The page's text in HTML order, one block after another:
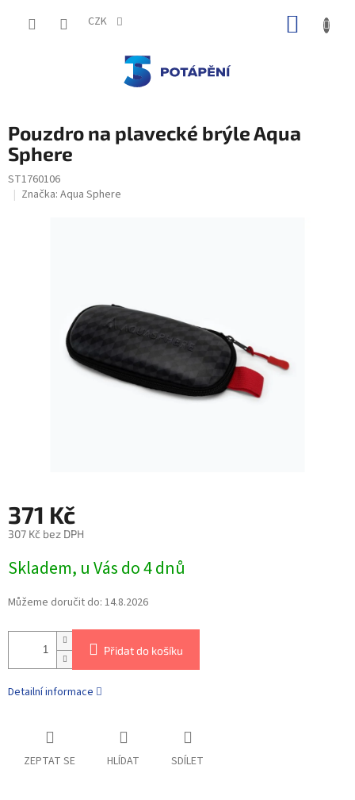
CZK
Pouzdro na plavecké brýle Aqua
Sphere
ST1760106
Značka: Aqua Sphere
371 Kč
307 Kč bez DPH
Skladem, u Vás do 4 dnů
Můžeme doručit do: 14.8.2026
Přidat do košíku
Detailní informace
ZEPTAT SE HLÍDAT SDÍLET